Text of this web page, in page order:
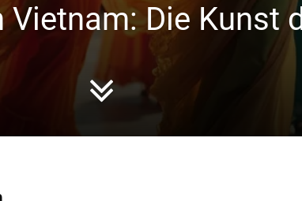
Die Kunst